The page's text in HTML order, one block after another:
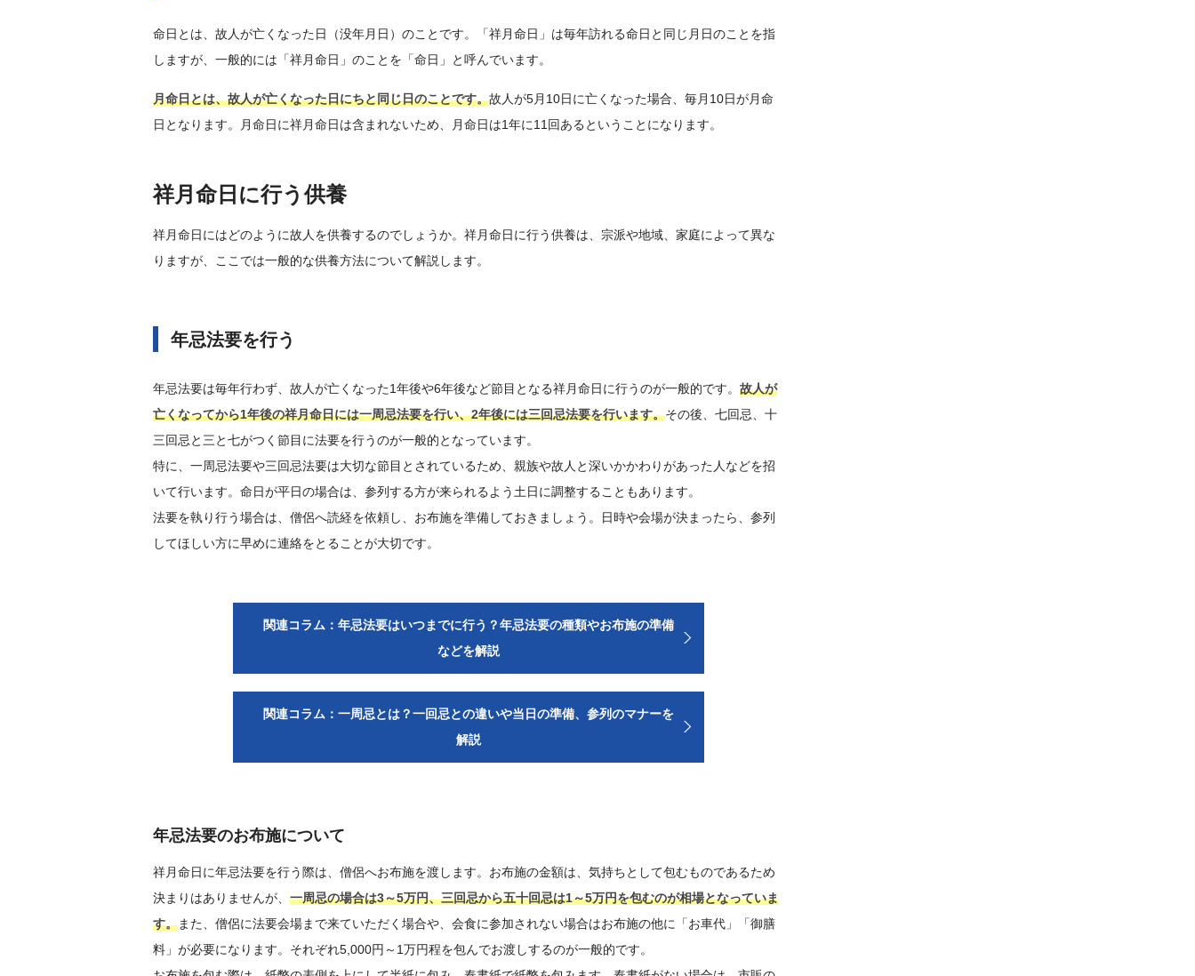
命日とは、故人が亡くなった日（没年月日）のことです。「祥月命日」は毎年訪れる命日と同じ月日のことを指
しますが、一般的には「祥月命日」のことを「命日」と呼んでいます。
月命日とは、故人が亡くなった日にちと同じ日のことです。故人が5月10日に亡くなった場合、毎月10日が月命
日となります。月命日に祥月命日は含まれないため、月命日は1年に11回あるということになります。
祥月命日に行う供養
祥月命日にはどのように故人を供養するのでしょうか。祥月命日に行う供養は、宗派や地域、家庭によって異な
りますが、ここでは一般的な供養方法について解説します。
年忌法要を行う
年忌法要は毎年行わず、故人が亡くなった1年後や6年後など節目となる祥月命日に行うのが一般的です。 故人が
亡くなってから1年後の祥月命日には一周忌法要を行い、2年後には三回忌法要を行います。その後、七回忌、十
三回忌と三と七がつく節目に法要を行うのが一般的となっています。
特に、一周忌法要や三回忌法要は大切な節目とされているため、親族や故人と深いかかわりがあった人などを招
いて行います。命日が平日の場合は、参列する方が来られるよう土日に調整することもあります。
法要を執り行う場合は、僧侶へ読経を依頼し、お布施を準備しておきましょう。日時や会場が決まったら、参列
してほしい方に早めに連絡をとることが大切です。
関連コラム：年忌法要はいつまでに行う？年忌法要の種類やお布施の準備
などを解説
関連コラム：一周忌とは？一回忌との違いや当日の準備、参列のマナーを
解説
年忌法要のお布施について
祥月命日に年忌法要を行う際は、僧侶へお布施を渡します。お布施の金額は、気持ちとして包むものであるため
決まりはありませんが、 一周忌の場合は3～5万円、三回忌から五十回忌は1～5万円を包むのが相場となっていま
す。また、僧侶に法要会場まで来ていただく場合や、会食に参加されない場合はお布施の他に「お車代」「御膳
料」が必要になります。それぞれ5,000円～1万円程を包んでお渡しするのが一般的です。